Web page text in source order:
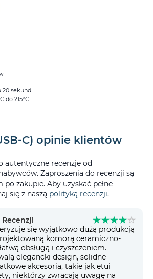
20 sekund
do 215°C
C) opinie klientów
autentyczne recenzje od
Zaproszenia do recenzji są
po zakupie. Aby uzyskać pełne
się z naszą polityką recenzji.
się wyjątkowo dużą produkcją
komorą ceramiczno-
obsługą i czyszczeniem.
elegancki design, solidne
akcesoria, takie jak etui
niektórzy zwracają uwagę na